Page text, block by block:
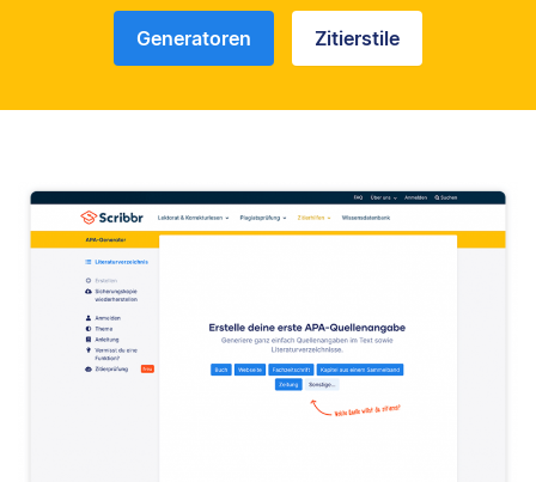
Generatoren Zitierstile